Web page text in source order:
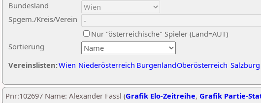
Sortierung
Bundesland
Spgem./Kreis/Verein
Nur "österreichische" Spieler (Land=AUT)
Vereinslisten:Wien Niederösterreich BurgenlandOberösterreich Salzburg
Pnr:102697 Name: Alexander Fassl (Grafik Elo-Zeitreihe, Grafik Partie-